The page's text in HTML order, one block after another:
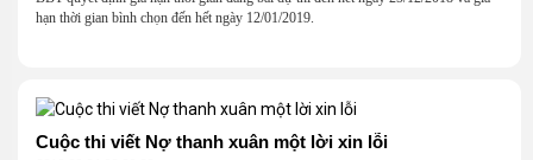
hạn thời gian bình chọn đến hết ngày 12/01/2019.
Cuộc thi viết Nợ thanh xuân một lời xin lỗi